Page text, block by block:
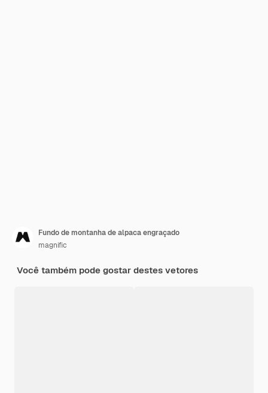
Fundo de montanha de alpaca engraçado
magnific
Você também pode gostar destes vetores